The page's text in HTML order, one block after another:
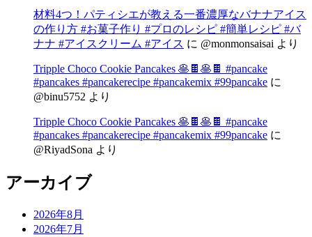
材料4つ！パティシエが教える一番濃厚なバナナアイス
の作り方 #お菓子作り #プロのレシピ #簡単レシピ #バ
ナナ #アイスクリーム #アイス に @monmonsaisai より
Tripple Choco Cookie Pancakes 🥞🍫🥞🍫 #pancake
#pancakes #pancakerecipe #pancakemix #99pancake に
@binu5752 より
Tripple Choco Cookie Pancakes 🥞🍫🥞🍫 #pancake
#pancakes #pancakerecipe #pancakemix #99pancake に
@RiyadSona より
アーカイブ
2026年8月
2026年7月